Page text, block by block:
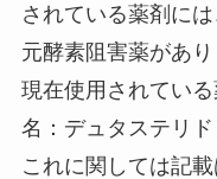
されている薬剤に
元酵素阻害薬があり
現在使用されてい
名：デュタステリド
これに関しては記